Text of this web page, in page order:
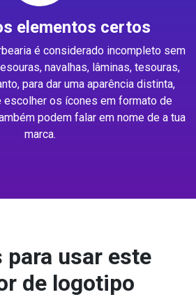
elementos certos
é considerado incompleto sem
navalhas, lâminas, tesouras,
para dar uma aparência distinta,
escolher os ícones em formato de
podem falar em nome de a tua
marca.
para usar este
de logotipo